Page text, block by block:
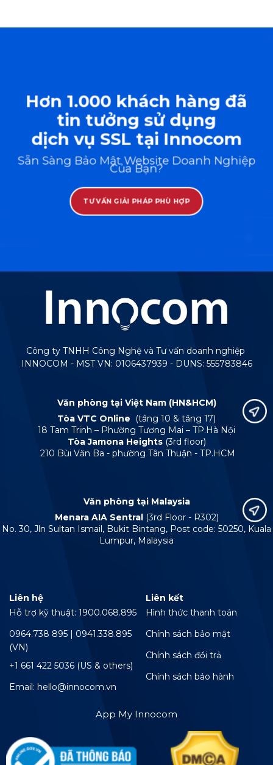
Hơn 1.000 khách hàng đã
tin tưởng sử dụng
dịch vụ SSL tại Innocom
Sẵn Sàng Bảo Mật Website Doanh Nghiệp
Của Bạn?
TƯ VẤN GIẢI PHÁP PHÙ HỢP
Công ty TNHH Công Nghệ và Tư vấn doanh nghiệp
INNOCOM - MST VN: 0106437939 - DUNS: 555783846
Văn phòng tại Việt Nam (HN&HCM)
Tòa VTC Online
(tầng 10 & tầng 17)
18 Tam Trinh – Phường Tương Mai – TP.Hà Nội
Tòa Jamona Heights (3rd floor)
210 Bùi Văn Ba - phường Tân Thuận - TP.HCM
Văn phòng tại Malaysia
Menara AIA Sentral (3rd Floor - R302)
No. 30, Jln Sultan Ismail, Bukit Bintang, Post code: 50250, Kuala
Lumpur, Malaysia
Liên hệ
Hỗ trợ kỹ thuật: 1900.068.895
0964.738 895 | 0941.338.895
(VN)
+1 661 422 5036 (US & others)
Email: hello@innocom.vn
Liên kết
Hình thức thanh toán
Chính sách bảo mật
Chính sách đổi trả
Chính sách bảo hành
App My Innocom